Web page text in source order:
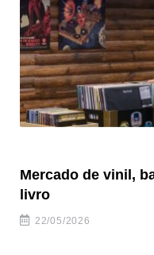
Mercado de vinil,
livro
22/05/2026